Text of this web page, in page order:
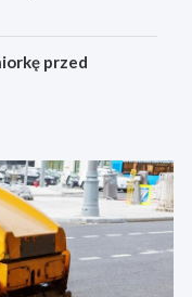
przed